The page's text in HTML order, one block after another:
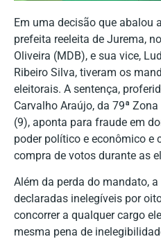
Em uma decisão que abalou
prefeita reeleita de Jurema,
Oliveira (MDB), e sua vice,
Ribeiro Silva, tiveram os
eleitorais. A sentença,
Carvalho Araújo, da 79ª
(9), aponta para fraude em
poder político e econômico e
compra de votos durante as
Além da perda do mandato,
declaradas inelegíveis por
concorrer a qualquer cargo
mesma pena de